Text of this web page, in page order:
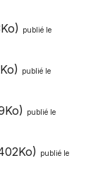
publié le
publié le
publié le
publié le